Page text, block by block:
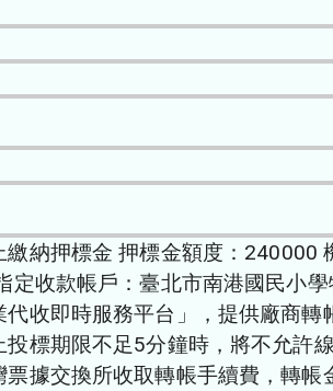
繳納押標金 押標金額度：240000
定收款帳戶：臺北市南港國民小
代收即時服務平台」，提供廠商
標期限不足5分鐘時，將不允許
據交換所收取轉帳手續費，轉